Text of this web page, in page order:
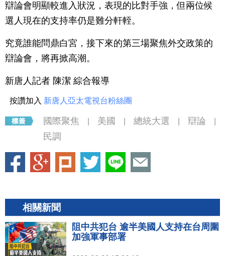
辯論會明顯較進入狀況，表現的比對手強，但兩位候
選人現在的支持率仍是難分軒輊。
究竟誰能問鼎白宮，接下來的第三場聚焦外交政策的
辯論會，將再掀高潮。
新唐人記者 陳潔 綜合報導
按讚加入 新唐人亞太電視台粉絲團
國際聚焦 美國 總統大選 辯論
民調
相關新聞
阻中共犯台 逾半美國人支持在台周圍
加強軍事部署